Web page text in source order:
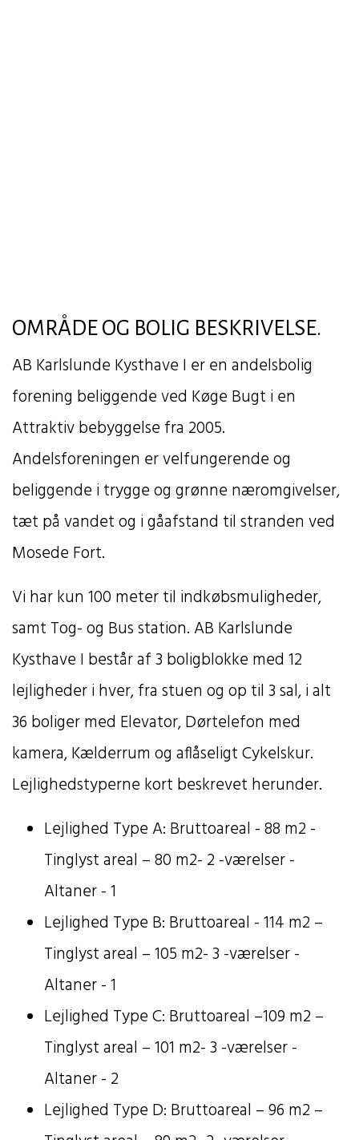
OMRÅDE OG BOLIG BESKRIVELSE.
AB Karlslunde Kysthave I er en andelsbolig
forening beliggende ved Køge Bugt i en
Attraktiv bebyggelse fra 2005.
Andelsforeningen er velfungerende og
beliggende i trygge og grønne næromgivelser,
tæt på vandet og i gåafstand til stranden ved
Mosede Fort.
Vi har kun 100 meter til indkøbsmuligheder,
samt Tog- og Bus station. AB Karlslunde
Kysthave I består af 3 boligblokke med 12
lejligheder i hver, fra stuen og op til 3 sal, i alt
36 boliger med Elevator, Dørtelefon med
kamera, Kælderrum og aflåseligt Cykelskur.
Lejlighedstyperne kort beskrevet herunder.
Lejlighed Type A: Bruttoareal - 88 m2 -
Tinglyst areal – 80 m2- 2 -værelser -
Altaner - 1
Lejlighed Type B: Bruttoareal - 114 m2 –
Tinglyst areal – 105 m2- 3 -værelser -
Altaner - 1
Lejlighed Type C: Bruttoareal –109 m2 –
Tinglyst areal – 101 m2- 3 -værelser -
Altaner - 2
Lejlighed Type D: Bruttoareal – 96 m2 –